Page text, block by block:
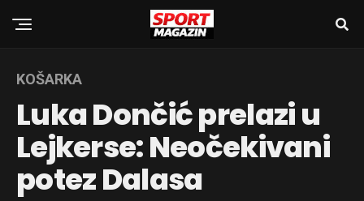
KOŠARKA
Luka Dončić prelazi u
Lejkerse: Neočekivani
potez Dalasa